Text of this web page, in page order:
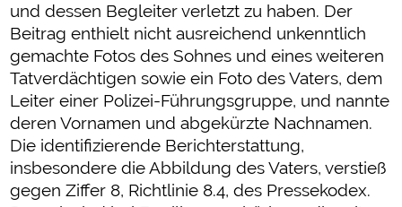
und dessen Begleiter verletzt zu haben. Der
Beitrag enthielt nicht ausreichend unkenntlich
gemachte Fotos des Sohnes und eines weiteren
Tatverdächtigen sowie ein Foto des Vaters, dem
Leiter einer Polizei-Führungsgruppe, und nannte
deren Vornamen und abgekürzte Nachnamen.
Die identifizierende Berichterstattung,
insbesondere die Abbildung des Vaters, verstieß
gegen Ziffer 8, Richtlinie 8.4, des Pressekodex.